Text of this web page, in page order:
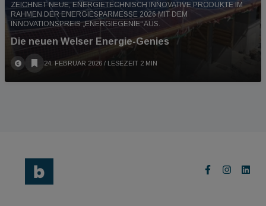
ZEICHNET NEUE, ENERGIETECHNISCH INNOVATIVE PRODUKTE IM
RAHMEN DER ENERGIESPARMESSE 2026 MIT DEM
INNOVATIONSPREIS „ENERGIEGENIE“ AUS.
Die neuen Welser Energie-Genies
24. FEBRUAR 2026 / LESEZEIT 2 MIN